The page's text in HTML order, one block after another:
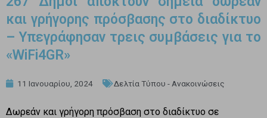
και γρήγορης πρόσβασης στο διαδίκτυο
– Υπεγράφησαν τρεις συμβάσεις για το
«WiFi4GR»
11 Ιανουαρίου, 2024 Δελτία Τύπου - Ανακοινώσεις
Δωρεάν και γρήγορη πρόσβαση στο διαδίκτυο σε